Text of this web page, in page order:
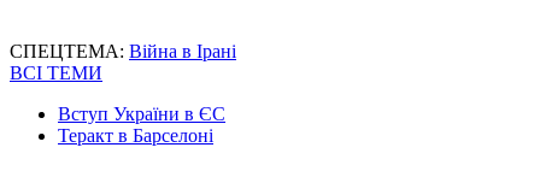
СПЕЦТЕМА: Війна в Ірані
ВСІ ТЕМИ
Вступ України в ЄС
Теракт в Барселоні